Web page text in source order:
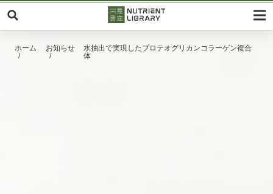
ホーム お知らせ
水抽出で実現したプロテオグリカンコラーゲン複合
体